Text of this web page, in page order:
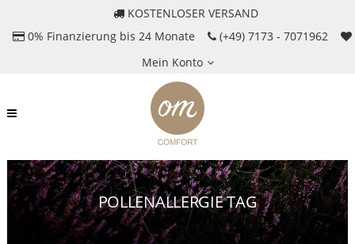
KOSTENLOSER VERSAND
0% Finanzierung bis 24 Monate
(+49) 7173 - 7071962
Mein Konto
POLLENALLERGIE TAG
ALLES
DAY & NIGHT